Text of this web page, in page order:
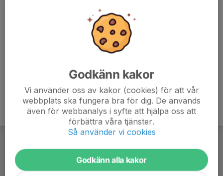
Godkänn kakor
Vi använder oss av kakor (cookies) för att vår
webbplats ska fungera bra för dig. De används
även för webbanalys i syfte att hjälpa oss att
förbättra våra tjänster.
Så använder vi cookies
Godkänn alla kakor